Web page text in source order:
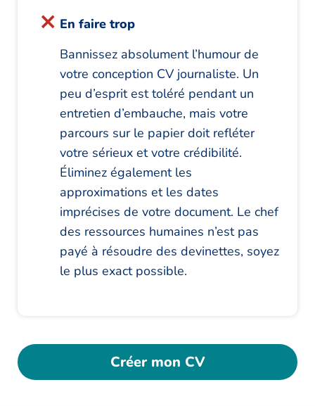
En faire trop
Bannissez absolument l’humour de
votre conception CV journaliste. Un
peu d’esprit est toléré pendant un
entretien d’embauche, mais votre
parcours sur le papier doit refléter
votre sérieux et votre crédibilité.
Éliminez également les
approximations et les dates
imprécises de votre document. Le chef
des ressources humaines n’est pas
payé à résoudre des devinettes, soyez
le plus exact possible.
Créer mon CV